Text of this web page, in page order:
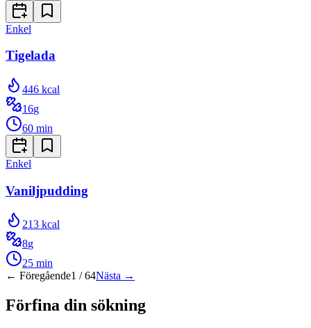
Enkel
Tigelada
446 kcal
16g
60 min
Enkel
Vaniljpudding
213 kcal
8g
25 min
← Föregående1 /64Nästa →
Förfina din sökning